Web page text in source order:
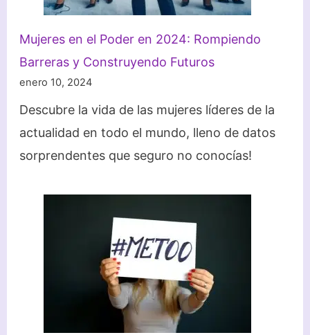
Mujeres en el Poder en 2024: Rompiendo
Barreras y Construyendo Futuros
enero 10, 2024
Descubre la vida de las mujeres líderes de la
actualidad en todo el mundo, lleno de datos
sorprendentes que seguro no conocías!